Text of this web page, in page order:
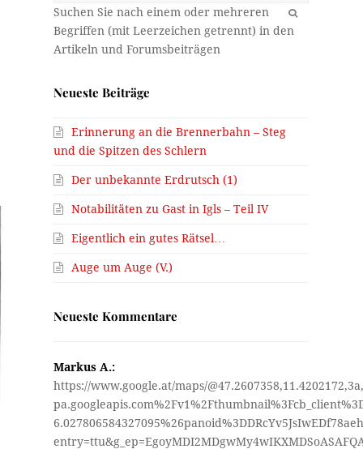
OK
Neueste Beiträge
Erinnerung an die Brennerbahn – Steg
und die Spitzen des Schlern
Der unbekannte Erdrutsch (1)
Notabilitäten zu Gast in Igls – Teil IV
Eigentlich ein gutes Rätsel…
Auge um Auge (V.)
Neueste Kommentare
Markus A.:
https://www.google.at/maps/